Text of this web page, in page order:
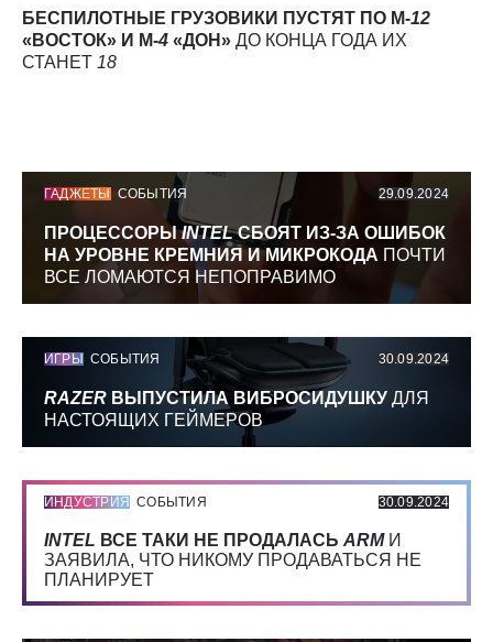
БЕСПИЛОТНЫЕ ГРУЗОВИКИ ПУСТЯТ ПО М-12
«ВОСТОК» И М-4 «ДОН» ДО КОНЦА ГОДА ИХ
СТАНЕТ 18
ГАДЖЕТЫ СОБЫТИЯ 29.09.2024
ПРОЦЕССОРЫINTELСБОЯТ ИЗ-ЗА ОШИБОК
НА УРОВНЕ КРЕМНИЯ И МИКРОКОДА ПОЧТИ
ВСЕ ЛОМАЮТСЯ НЕПОПРАВИМО
ИГРЫ СОБЫТИЯ 30.09.2024
RAZER ВЫПУСТИЛА ВИБРОСИДУШКУ ДЛЯ
НАСТОЯЩИХ ГЕЙМЕРОВ
ИНДУСТРИЯ СОБЫТИЯ 30.09.2024
INTEL ВСЕ ТАКИ НЕ ПРОДАЛАСЬ ARMИ
ЗАЯВИЛА, ЧТО НИКОМУ ПРОДАВАТЬСЯ НЕ
ПЛАНИРУЕТ